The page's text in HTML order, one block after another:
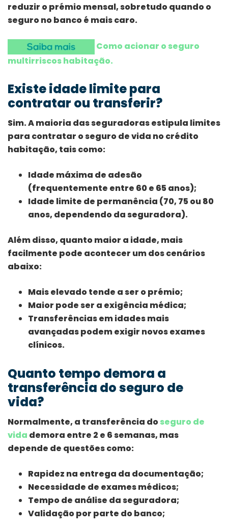
reduzir o prémio mensal, sobretudo quando o
seguro no banco é mais caro.
Como acionar o seguro
multirriscos habitação.
Existe idade limite para
contratar ou transferir?
Sim. A maioria das seguradoras estipula limites
para contratar o seguro de vida no crédito
habitação, tais como:
Idade máxima de adesão
(frequentemente entre 60 e 65 anos);
Idade limite de permanência (70, 75 ou 80
anos, dependendo da seguradora).
Além disso, quanto maior a idade, mais
facilmente pode acontecer um dos cenários
abaixo:
Mais elevado tende a ser o prémio;
Maior pode ser a exigência médica;
Transferências em idades mais
avançadas podem exigir novos exames
clínicos.
Quanto tempo demora a
transferência do seguro de
vida?
Normalmente, a transferência doseguro de
vida demora entre 2 e 6 semanas, mas
depende de questões como:
Rapidez na entrega da documentação;
Necessidade de exames médicos;
Tempo de análise da seguradora;
Validação por parte do banco;